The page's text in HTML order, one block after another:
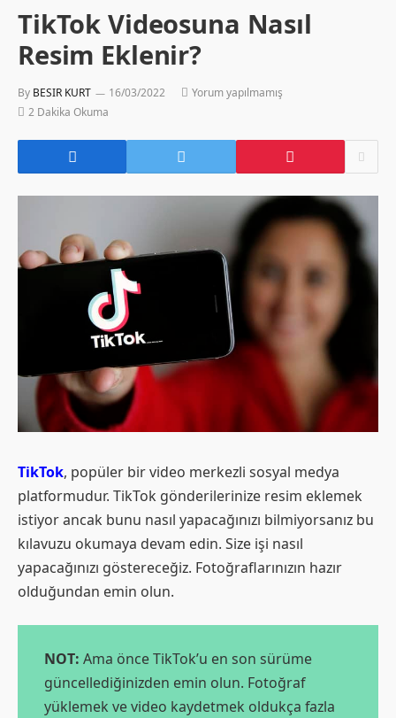
TikTok Videosuna Nasıl
Resim Eklenir?
By BESIR KURT 16/03/2022
Yorum yapılmamış
2 Dakika Okuma
TikTok, popüler bir video merkezli sosyal medya
platformudur. TikTok gönderilerinize resim eklemek
istiyor ancak bunu nasıl yapacağınızı bilmiyorsanız bu
kılavuzu okumaya devam edin. Size işi nasıl
yapacağınızı göstereceğiz. Fotoğraflarınızın hazır
olduğundan emin olun.
NOT: Ama önce TikTok’u en son sürüme
güncellediğinizden emin olun. Fotoğraf
yüklemek ve video kaydetmek oldukça fazla